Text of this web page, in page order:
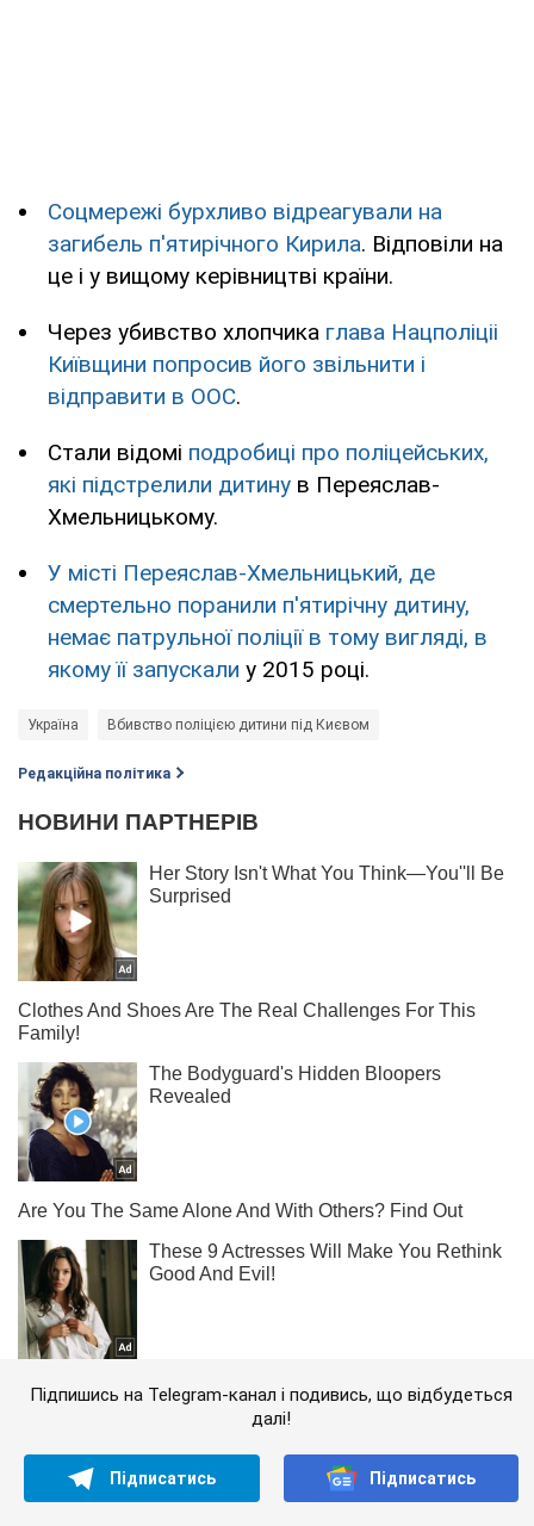
Соцмережі бурхливо відреагували на
загибель п'ятирічного Кирила. Відповіли на
це і у вищому керівництві країни.
Через убивство хлопчика глава Нацполіціі
Київщини попросив його звільнити і
відправити в ООС.
Стали відомі подробиці про поліцейських,
які підстрелили дитину в Переяслав-
Хмельницькому.
У місті Переяслав-Хмельницький, де
смертельно поранили п'ятирічну дитину,
немає патрульної поліції в тому вигляді, в
якому її запускали у 2015 році.
Україна Вбивство поліцією дитини під Києвом
Редакційна політика
Підпишись на Telegram-канал і подивись, що відбудеться
далі!
Підписатись Підписатись